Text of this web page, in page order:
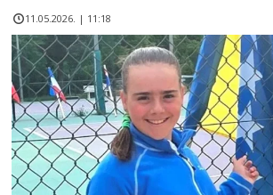
11.05.2026. | 11:18